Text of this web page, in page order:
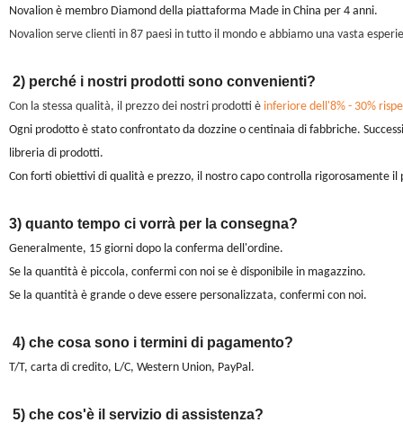
Novalion è membro Diamond della piattaforma Made in China per 4 anni.
Novalion serve clienti in 87 paesi in tutto il mondo e abbiamo una vasta
2) perché i nostri prodotti sono convenienti?
Con la stessa qualità, il prezzo dei nostri prodotti èinferiore dell'8% - 30%
Ogni prodotto è stato confrontato da dozzine o centinaia di fabbriche.
libreria di prodotti.
Con forti obiettivi di qualità e prezzo, il nostro capo controlla rigorosamente
3) quanto tempo ci vorrà per la consegna?
Generalmente, 15 giorni dopo la conferma dell'ordine.
Se la quantità è piccola, confermi con noi se è disponibile in magazzino.
Se la quantità è grande o deve essere personalizzata, confermi con noi.
4) che cosa sono i termini di pagamento?
T/T, carta di credito, L/C, Western Union, PayPal.
5) che cos'è il servizio di assistenza?